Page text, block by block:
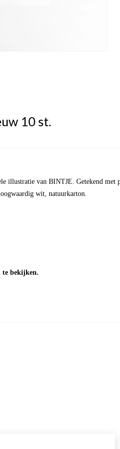
10 st.
illustratie van BINTJE. Getekend met
wit, natuurkarton.
te bekijken.